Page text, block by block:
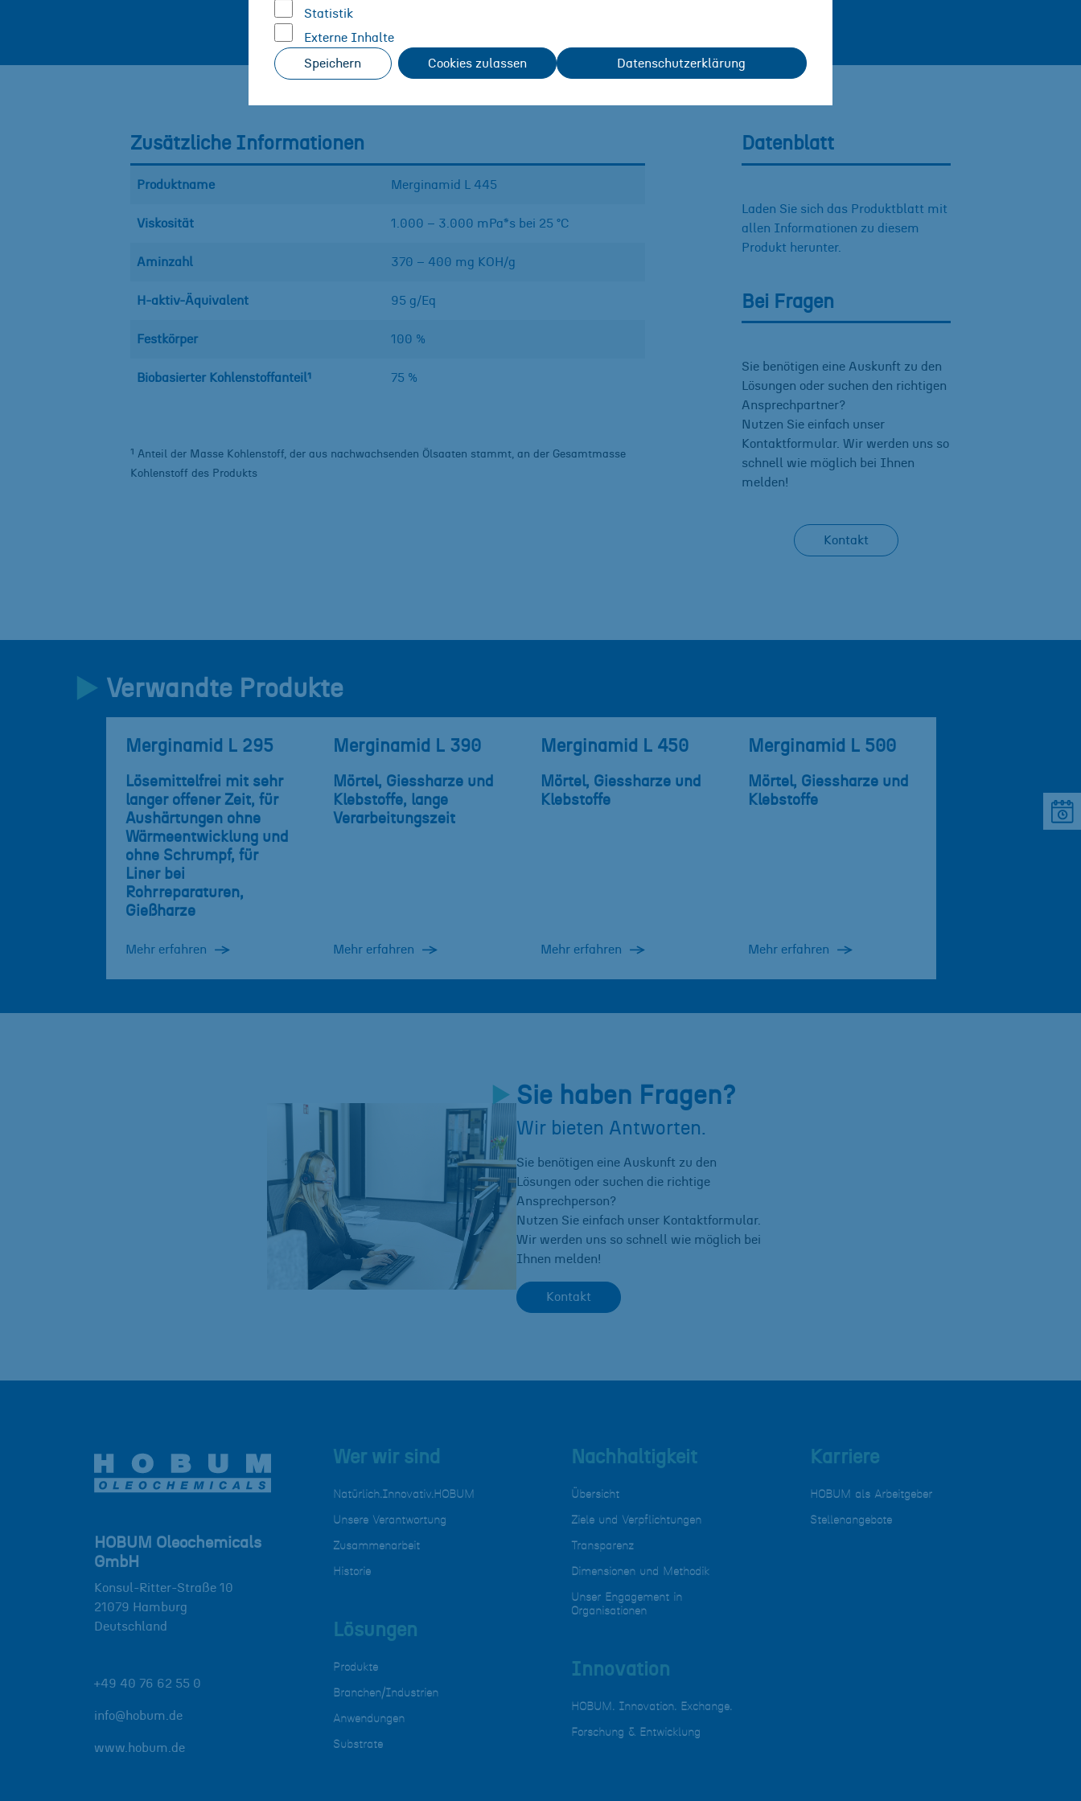
Statistik
Externe Inhalte
Speichern
Cookies zulassen Datenschutzerklärung
Zusätzliche Informationen
Produktname Merginamid L 445
Viskosität 1.000 – 3.000 mPa*s bei 25 °C
Aminzahl 370 – 400 mg KOH/g
H-aktiv-Äquivalent 95 g/Eq
Festkörper 100 %
Biobasierter Kohlenstoffanteil¹ 75 %
¹ Anteil der Masse Kohlenstoff, der aus nachwachsenden Ölsaaten stammt, an der Gesamtmasse
Kohlenstoff des Produkts
Datenblatt
Laden Sie sich das Produktblatt mit
allen Informationen zu diesem
Produkt herunter.
Bei Fragen
Sie benötigen eine Auskunft zu den
Lösungen oder suchen den richtigen
Ansprechpartner?
Nutzen Sie einfach unser
Kontaktformular. Wir werden uns so
schnell wie möglich bei Ihnen
melden!
Kontakt
Verwandte Produkte
Merginamid L 295
Lösemittelfrei mit sehr
langer offener Zeit, für
Aushärtungen ohne
Wärmeentwicklung und
ohne Schrumpf, für
Liner bei
Rohrreparaturen,
Gießharze
Mehr erfahren
Merginamid L 390
Mörtel, Giessharze und
Klebstoffe, lange
Verarbeitungszeit
Mehr erfahren
Merginamid L 450
Mörtel, Giessharze und
Klebstoffe
Mehr erfahren
Merginamid L 500
Mörtel, Giessharze und
Klebstoffe
Mehr erfahren
Sie haben Fragen?
Wir bieten Antworten.
Sie benötigen eine Auskunft zu den
Lösungen oder suchen die richtige
Ansprechperson?
Nutzen Sie einfach unser Kontaktformular.
Wir werden uns so schnell wie möglich bei
Ihnen melden!
Kontakt
HOBUM Oleochemicals
GmbH
Konsul-Ritter-Straße 10
21079 Hamburg
Deutschland
+49 40 76 62 55 0
info@hobum.de
www.hobum.de
Wer wir sind
Natürlich.Innovativ.HOBUM
Unsere Verantwortung
Zusammenarbeit
Historie
Lösungen
Produkte
Branchen/Industrien
Anwendungen
Substrate
Nachhaltigkeit
Übersicht
Ziele und Verpflichtungen
Transparenz
Dimensionen und Methodik
Unser Engagement in
Organisationen
Innovation
HOBUM. Innovation. Exchange.
Forschung & Entwicklung
Karriere
HOBUM als Arbeitgeber
Stellenangebote